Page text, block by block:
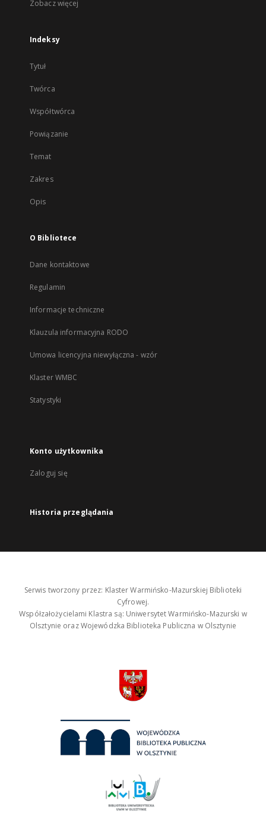
Zobacz więcej
Indeksy
Tytuł
Twórca
Współtwórca
Powiązanie
Temat
Zakres
Opis
O Bibliotece
Dane kontaktowe
Regulamin
Informacje techniczne
Klauzula informacyjna RODO
Umowa licencyjna niewyłączna - wzór
Klaster WMBC
Statystyki
Konto użytkownika
Zaloguj się
Historia przeglądania
Serwis tworzony przez: Klaster Warmińsko-Mazurskiej Biblioteki
Cyfrowej.
Współzałożycielami Klastra są: Uniwersytet Warmińsko-Mazurski w
Olsztynie oraz Wojewódzka Biblioteka Publiczna w Olsztynie